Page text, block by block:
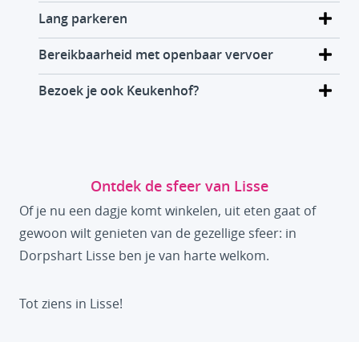
Lang parkeren
Bereikbaarheid met openbaar vervoer
Bezoek je ook Keukenhof?
Ontdek de sfeer van Lisse
Of je nu een dagje komt winkelen, uit eten gaat of
gewoon wilt genieten van de gezellige sfeer: in
Dorpshart Lisse ben je van harte welkom.
Tot ziens in Lisse!